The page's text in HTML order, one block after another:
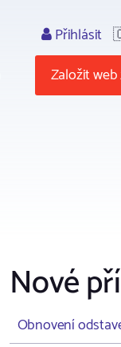
Přihlásit
Založit
Nové
Obnovení